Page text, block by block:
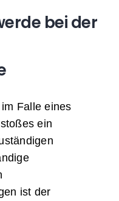
bei der
Falle eines
ein
ist der